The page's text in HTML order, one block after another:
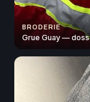
BRODERIE
Grue Guay —